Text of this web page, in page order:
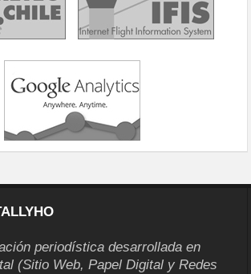
periodística desarrollada en
(Sitio Web, Papel Digital y Redes